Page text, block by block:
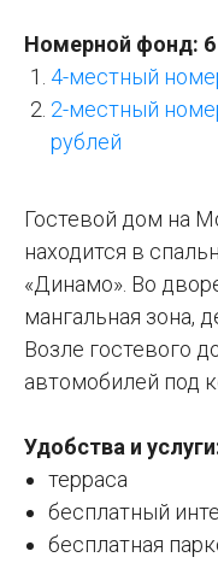
Номерной фонд: 6
4-местный
2-местный
рублей
Гостевой дом на
находится в
«Динамо». Во
мангальная зона,
Возле гостевого
автомобилей под
Удобства и
терраса
бесплатный
бесплатная